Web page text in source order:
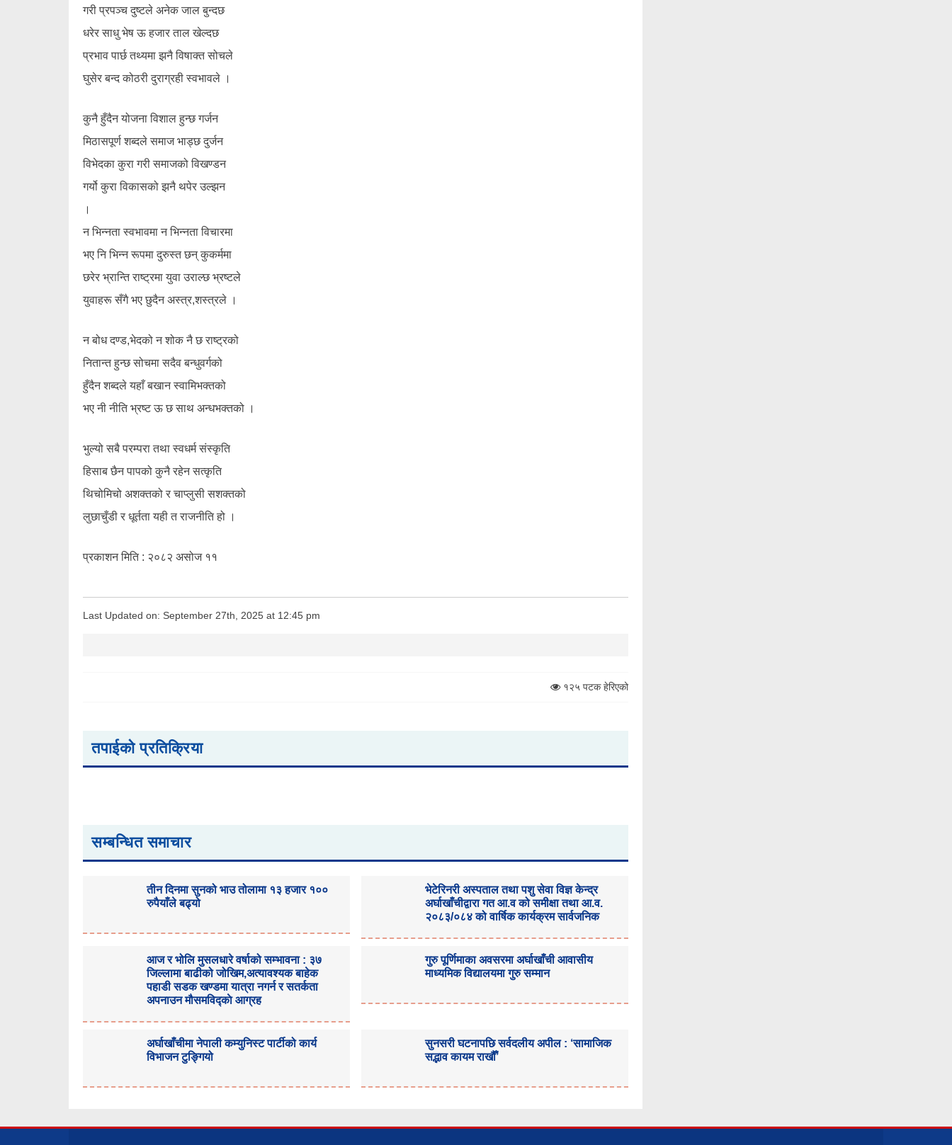
गरी प्रपञ्च दुष्टले अनेक जाल बुन्दछ
धरेर साधु भेष ऊ हजार ताल खेल्दछ
प्रभाव पार्छ तथ्यमा झनै विषाक्त सोचले
घुसेर बन्द कोठरी दुराग्रही स्वभावले ।
कुनै हुँदैन योजना विशाल हुन्छ गर्जन
मिठासपूर्ण शब्दले समाज भाड्छ दुर्जन
विभेदका कुरा गरी समाजको विखण्डन
गर्यो कुरा विकासको झनै थपेर उल्झन
।
न भिन्नता स्वभावमा न भिन्नता विचारमा
भए नि भिन्न रूपमा दुरुस्त छन् कुकर्ममा
छरेर भ्रान्ति राष्ट्रमा युवा उराल्छ भ्रष्टले
युवाहरू सँगै भए छुदैन अस्त्र,शस्त्रले ।
न बोध दण्ड,भेदको न शोक नै छ राष्ट्रको
नितान्त हुन्छ सोचमा सदैव बन्धुवर्गको
हुँदैन शब्दले यहाँ बखान स्वामिभक्तको
भए नी नीति भ्रष्ट ऊ छ साथ अन्धभक्तको ।
भुल्यो सबै परम्परा तथा स्वधर्म संस्कृति
हिसाब छैन पापको कुनै रहेन सत्कृति
थिचोमिचो अशक्तको र चाप्लुसी सशक्तको
लुछाचुँडी र धूर्तता यही त राजनीति हो ।
प्रकाशन मिति : २०८२ असोज ११
Last Updated on: September 27th, 2025 at 12:45 pm
१२५ पटक हेरिएको
तपाईको प्रतिक्रिया
सम्बन्धित समाचार
तीन दिनमा सुनको भाउ तोलामा १३ हजार १००
रुपैयाँले बढ्यो
भेटेरिनरी अस्पताल तथा पशु सेवा विज्ञ केन्द्र
अर्घाखाँचीद्वारा गत आ.व को समीक्षा तथा आ.व.
२०८३/०८४ को वार्षिक कार्यक्रम सार्वजनिक
आज र भोलि मुसलधारे वर्षाको सम्भावना : ३७
जिल्लामा बाढीको जोखिम,अत्यावश्यक बाहेक
पहाडी सडक खण्डमा यात्रा नगर्न र सतर्कता
अपनाउन मौसमविद्काे आग्रह
गुरु पूर्णिमाका अवसरमा अर्घाखाँची आवासीय
माध्यमिक विद्यालयमा गुरु सम्मान
अर्घाखाँचीमा नेपाली कम्युनिस्ट पार्टीको कार्य
विभाजन टुङ्गियो
सुनसरी घटनापछि सर्वदलीय अपील : ‘सामाजिक
सद्भाव कायम राखौँ’